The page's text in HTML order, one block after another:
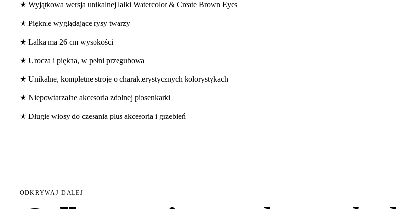
★ Wyjątkowa wersja unikalnej lalki Watercolor & Create Brown Eyes
★ Pięknie wyglądające rysy twarzy
★ Lalka ma 26 cm wysokości
★ Urocza i piękna, w pełni przegubowa
★ Unikalne, kompletne stroje o charakterystycznych kolorystykach
★ Niepowtarzalne akcesoria zdolnej piosenkarki
★ Długie włosy do czesania plus akcesoria i grzebień
ODKRYWAJ DALEJ